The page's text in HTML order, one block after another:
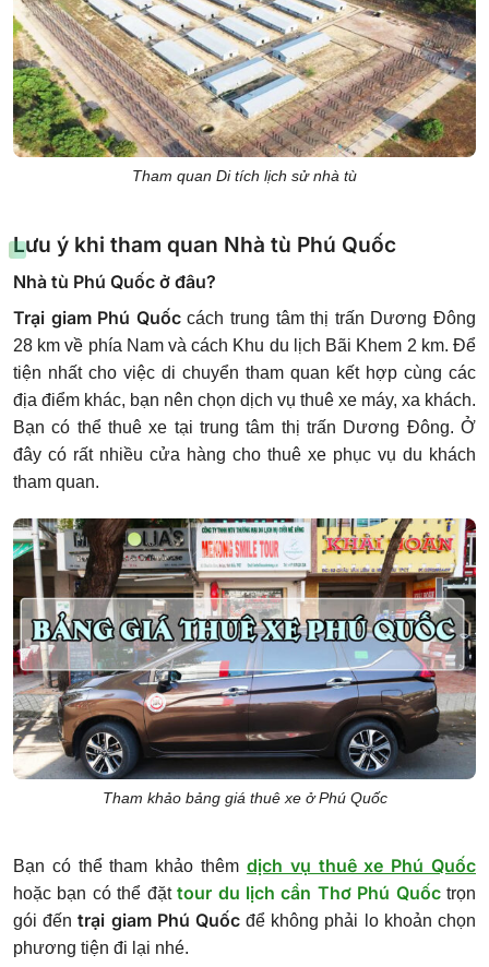
Tham quan Di tích lịch sử nhà tù
Lưu ý khi tham quan Nhà tù Phú Quốc
Nhà tù Phú Quốc ở đâu?
Trại giam Phú Quốccách trung tâm thị trấn Dương Đông
28 km về phía Nam và cách Khu du lịch Bãi Khem 2 km. Để
tiện nhất cho việc di chuyển tham quan kết hợp cùng các
địa điểm khác, bạn nên chọn dịch vụ thuê xe máy, xa khách.
Bạn có thể thuê xe tại trung tâm thị trấn Dương Đông. Ở
đây có rất nhiều cửa hàng cho thuê xe phục vụ du khách
tham quan.
Tham khảo bảng giá thuê xe ở Phú Quốc
Bạn có thể tham khảo thêm dịch vụ thuê xe Phú Quốc
hoặc bạn có thể đặttour du lịch cần Thơ Phú Quốctrọn
gói đếntrại giam Phú Quốcđể không phải lo khoản chọn
phương tiện đi lại nhé.